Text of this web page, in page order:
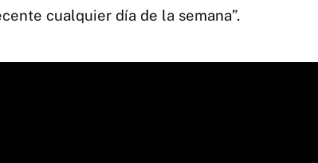
cualquier día de la semana”.